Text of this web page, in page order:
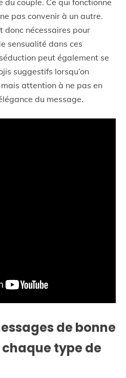
couple. Ce qui fonctionne
pas convenir à un autre.
donc nécessaires pour
sensualité dans ces
peut également se
suggestifs lorsqu’on
attention à ne pas en
du message.
de bonne
type de